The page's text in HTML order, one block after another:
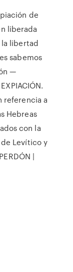
de
liberada
libertad
sabemos
—
referencia a
Hebreas
con la
Levítico y
|